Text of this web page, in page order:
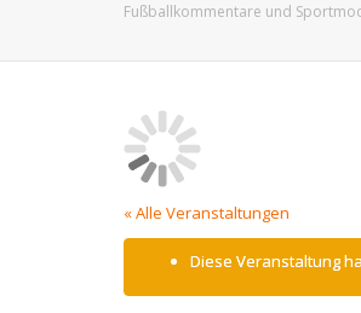
Fußballkommentare und
« Alle Veranstaltungen
Diese Veranstaltung